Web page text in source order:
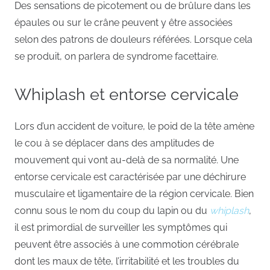
Des sensations de picotement ou de brûlure dans les
épaules ou sur le crâne peuvent y être associées
selon des patrons de douleurs référées. Lorsque cela
se produit, on parlera de syndrome facettaire.
Whiplash et entorse cervicale
Lors d’un accident de voiture, le poid de la tête amène
le cou à se déplacer dans des amplitudes de
mouvement qui vont au-delà de sa normalité. Une
entorse cervicale est caractérisée par une déchirure
musculaire et ligamentaire de la région cervicale. Bien
connu sous le nom du coup du lapin ou du whiplash,
il est primordial de surveiller les symptômes qui
peuvent être associés à une commotion cérébrale
dont les maux de tête, l’irritabilité et les troubles du